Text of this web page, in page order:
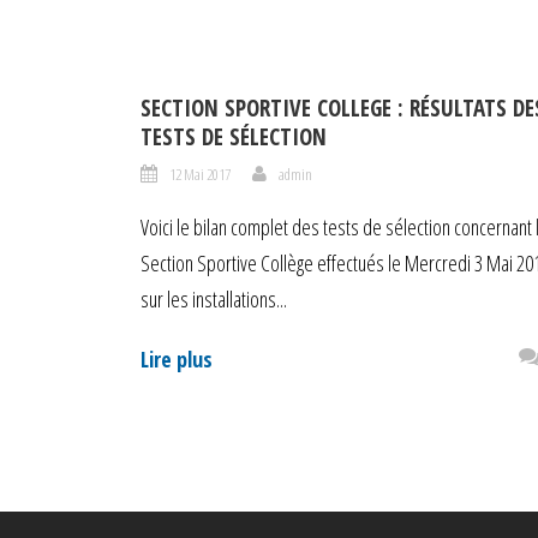
SECTION SPORTIVE COLLEGE : RÉSULTATS
TESTS DE SÉLECTION
12 Mai 2017 admin
Voici le bilan complet des tests de sélection concernant
Section Sportive Collège effectués le Mercredi 3 Mai
sur les installations...
Lire plus